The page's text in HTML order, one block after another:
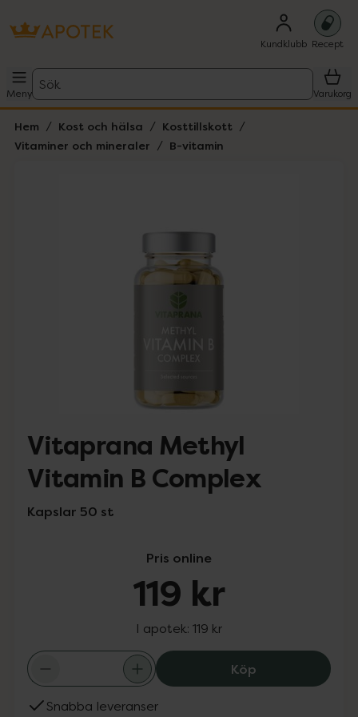
Kundklubb Recept
Meny
Sök
Varukorg
Hem Kost och hälsa
Kosttillskott
Vitaminer och mineraler
B-vitamin
Vitaprana Methyl
Vitamin B Complex
Kapslar 50 st
Pris online
119 kr
I apotek: 119 kr
KöpVitaprana
Snabba leveranser